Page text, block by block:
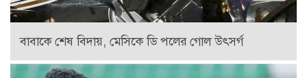
বাবাকে শেষ বিদায়, মেসিকে ডি পলের গোল উৎসর্গ